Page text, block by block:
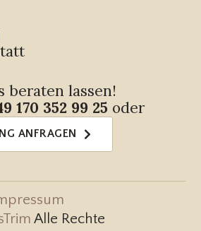
beraten lassen!
170 352 99 25 oder
ANFRAGEN
Alle Rechte